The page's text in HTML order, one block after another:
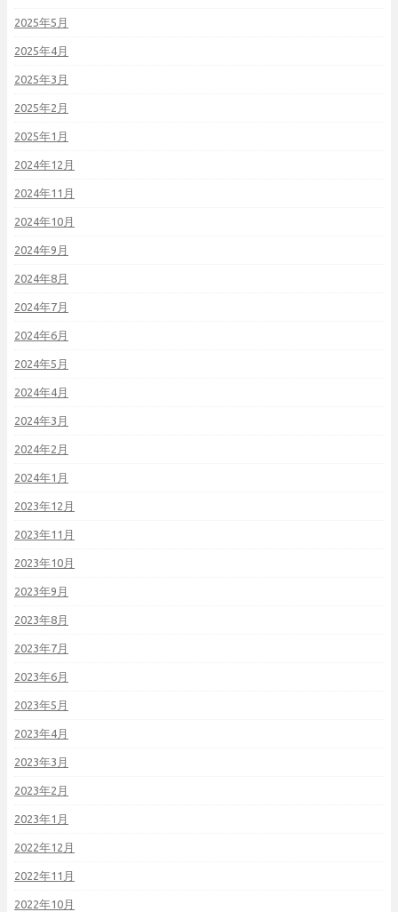
2025年5月
2025年4月
2025年3月
2025年2月
2025年1月
2024年12月
2024年11月
2024年10月
2024年9月
2024年8月
2024年7月
2024年6月
2024年5月
2024年4月
2024年3月
2024年2月
2024年1月
2023年12月
2023年11月
2023年10月
2023年9月
2023年8月
2023年7月
2023年6月
2023年5月
2023年4月
2023年3月
2023年2月
2023年1月
2022年12月
2022年11月
2022年10月